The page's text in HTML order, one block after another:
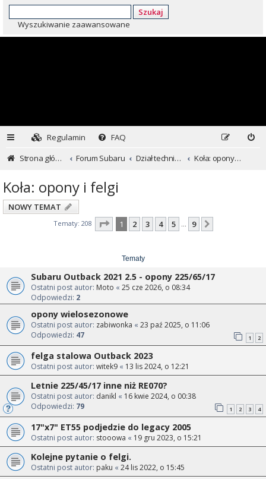
Szukaj
Wyszukiwanie zaawansowane
Regulamin
FAQ
Strona główna
Forum Subaru Dział techniczny ...czyli dla kochających inaczej Koła: opony i felgi
Koła: opony i felgi
NOWY TEMAT
Tematy: 208 Strona z9
1 2 3 4 5 … 9
Tematy
Subaru Outback 2021 2.5 - opony 225/65/17
Ostatni post autor: Moto « 25 cze 2026, o 08:34
Odpowiedzi: 2
opony wielosezonowe
Ostatni post autor: zabiwonka « 23 paź 2025, o 11:06
Odpowiedzi: 47 1 2
felga stalowa Outback 2023
Ostatni post autor: witek9 « 13 lis 2024, o 12:21
Letnie 225/45/17 inne niż RE070?
Ostatni post autor: danikl « 16 kwie 2024, o 00:38
Odpowiedzi: 79 1 2 3 4
17"x7" ET55 podjedzie do legacy 2005
Ostatni post autor: stooowa « 19 gru 2023, o 15:21
Kolejne pytanie o felgi.
Ostatni post autor: paku « 24 lis 2022, o 15:45